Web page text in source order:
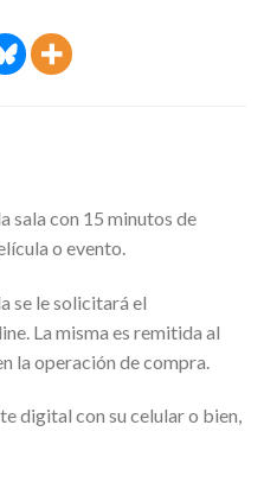
sala con 15 minutos de
o evento.
se le solicitará el
La misma es remitida al
la operación de compra.
digital con su celular o bien,